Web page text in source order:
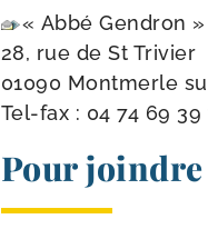
« Abbé Gendron »
28, rue de St Trivier
01090 Montmerle
Tel-​fax : 04 74 69 39
Pour joindre